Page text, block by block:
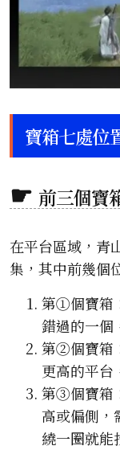
寶箱七處位
前三個寶
在平台區域，青
集，其中前幾個
第①個寶箱
錯過的一個
第②個寶箱
更高的平台
第③個寶箱
高或偏側，
繞一圈就能